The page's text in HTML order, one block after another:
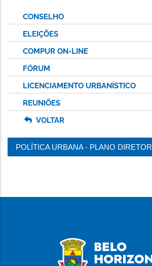
CONSELHO
ELEIÇÕES
COMPUR ON-LINE
FÓRUM
LICENCIAMENTO URBANÍSTICO
REUNIÕES
VOLTAR
POLÍTICA URBANA - PLANO DIRETOR